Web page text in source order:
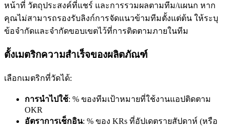
หน้าที่ วัตถุประสงค์ที่แชร์ และการรวมผลตามทีม/แผนก หาก
คุณไม่สามารถรองรับลิงก์การจัดแนวข้ามทีมตั้งแต่ต้น ให้ระบุ
ข้อจำกัดและจำกัดขอบเขตไว้ที่การติดตามภายในทีม
ตั้งเมตริกความสำเร็จของผลิตภัณฑ์
เลือกเมตริกที่วัดได้:
การนำไปใช้: % ของทีมเป้าหมายที่ใช้งานแอปติดตาม
OKR
อัตราการเช็กอิน: % ของ KRs ที่อัปเดตรายสัปดาห์ (หรือ